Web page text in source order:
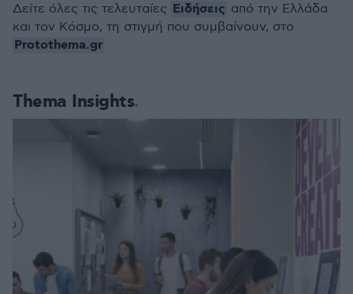
Thema Insights
Δείτε όλες τις τελευταίες Ειδήσεις από την Ελλάδα
και τον Κόσμο, τη στιγμή που συμβαίνουν, στο
Protothema.gr